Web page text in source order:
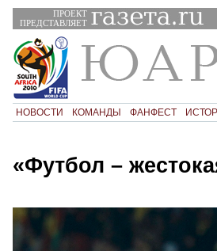
ПРОЕКТ
ПРЕДСТАВЛЯЕТ
НОВОСТИ КОМАНДЫ ФАНФЕСТ
«Футбол –